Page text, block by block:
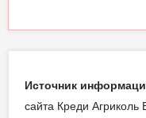
Источник
сайта Креди